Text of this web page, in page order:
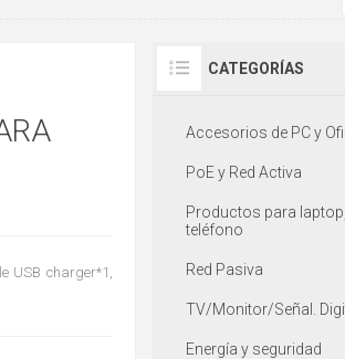
USB charger*1,
CATEGORÍAS
Accesorios de PC y
PoE y Red Activa
Productos para
teléfono
Red Pasiva
TV/Monitor/Señal.
Energía y seguridad